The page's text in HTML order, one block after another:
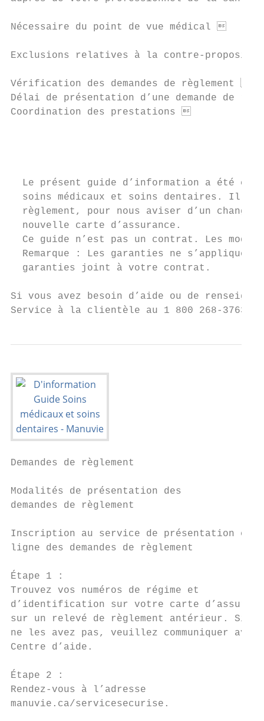
Nécessaire du point de vue médical
Exclusions relatives à la contre-
Vérification des demandes de
Délai de présentation d’une demande de
Coordination des prestations 
Le présent guide d’information a été
soins médicaux et soins dentaires. Il
règlement, pour nous aviser d’un
  nouvelle carte d’assurance.
Ce guide n’est pas un contrat. Les
Remarque : Les garanties ne
  garanties joint à votre contrat.
Si vous avez besoin d’aide ou de
Service à la clientèle au 1 800 268-3763.
Demandes de règlement
Modalités de présentation des
demandes de règlement
Inscription au service de présentation en
ligne des demandes de règlement
Étape 1 :
Trouvez vos numéros de régime et
d’identification sur votre carte
sur un relevé de règlement antérieur. Si
ne les avez pas, veuillez communiquer
Centre d’aide.
Étape 2 :
Rendez-vous à l’adresse
manuvie.ca/servicesecurise.